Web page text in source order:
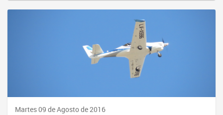
Martes 09 de Agosto de 2016